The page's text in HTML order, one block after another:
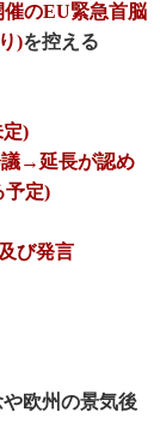
のEU緊急首脳
)を控える
)
議→延長が認め
予定)
び発言
欧州の景気後